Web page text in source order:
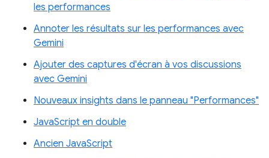
les performances
Annoter les résultats sur les performances avec
Gemini
Ajouter des captures d'écran à vos discussions
avec Gemini
Nouveaux insights dans le panneau "Performances"
JavaScript en double
Ancien JavaScript